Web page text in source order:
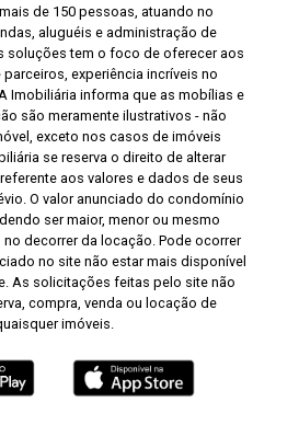
de 150 pessoas, atuando no
aluguéis e administração de
soluções tem o foco de oferecer aos
experiência incríveis no
Imobiliária informa que as mobílias e
são meramente ilustrativos - não
exceto nos casos de imóveis
se reserva o direito de alterar
aos valores e dados de seus
O valor anunciado do condomínio
ser maior, menor ou mesmo
decorrer da locação. Pode ocorrer
no site não estar mais disponível
As solicitações feitas pelo site não
compra, venda ou locação de
imóveis.